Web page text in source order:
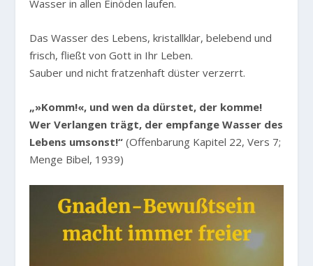
Wasser in allen Einöden laufen.
Das Wasser des Lebens, kristallklar, belebend und
frisch, fließt von Gott in Ihr Leben.
Sauber und nicht fratzenhaft düster verzerrt.
„»Komm!«, und wen da dürstet, der komme!
Wer Verlangen trägt, der empfange Wasser des
Lebens umsonst!“ (Offenbarung Kapitel 22, Vers 7;
Menge Bibel, 1939)